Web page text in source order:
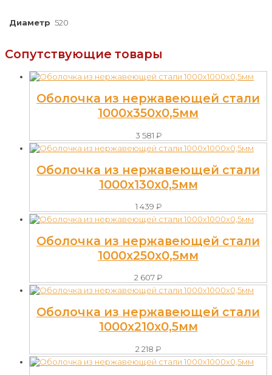
Диаметр 520
Сопутствующие товары
Оболочка из нержавеющей стали
1000х350х0,5мм
3 581 ₽
Оболочка из нержавеющей стали
1000х130х0,5мм
1 439 ₽
Оболочка из нержавеющей стали
1000х250х0,5мм
2 607₽
Оболочка из нержавеющей стали
1000х210х0,5мм
2 218 ₽